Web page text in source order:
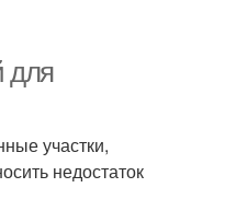
для
участки,
недостаток